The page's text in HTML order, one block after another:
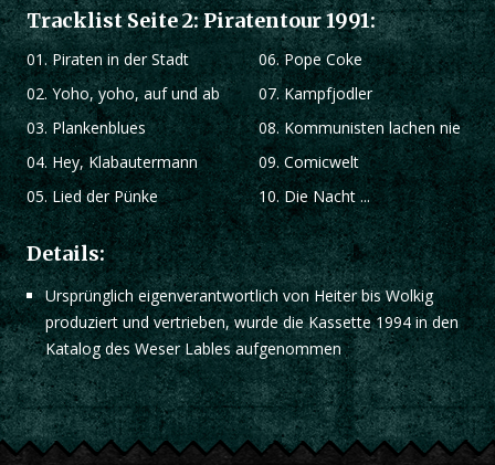
Tracklist Seite 2: Piratentour 1991:
01. Piraten in der Stadt
02. Yoho, yoho, auf und ab
03. Plankenblues
04. Hey, Klabautermann
05. Lied der Pünke
06. Pope Coke
07. Kampfjodler
08. Kommunisten lachen nie
09. Comicwelt
10. Die Nacht ...
Details:
Ursprünglich eigenverantwortlich von Heiter bis Wolkig
produziert und vertrieben, wurde die Kassette 1994 in den
Katalog des Weser Lables aufgenommen